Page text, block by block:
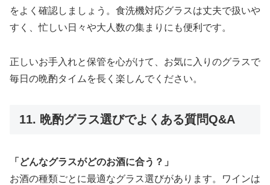
をよく確認しましょう。食洗機対応グラスは丈夫で扱いや
すく、忙しい日々や大人数の集まりにも便利です。
正しいお手入れと保管を心がけて、お気に入りのグラスで
毎日の晩酌タイムを長く楽しんでください。
11. 晩酌グラス選びでよくある質問Q&A
「どんなグラスがどのお酒に合う？」
お酒の種類ごとに最適なグラス選びがあります。ワインは